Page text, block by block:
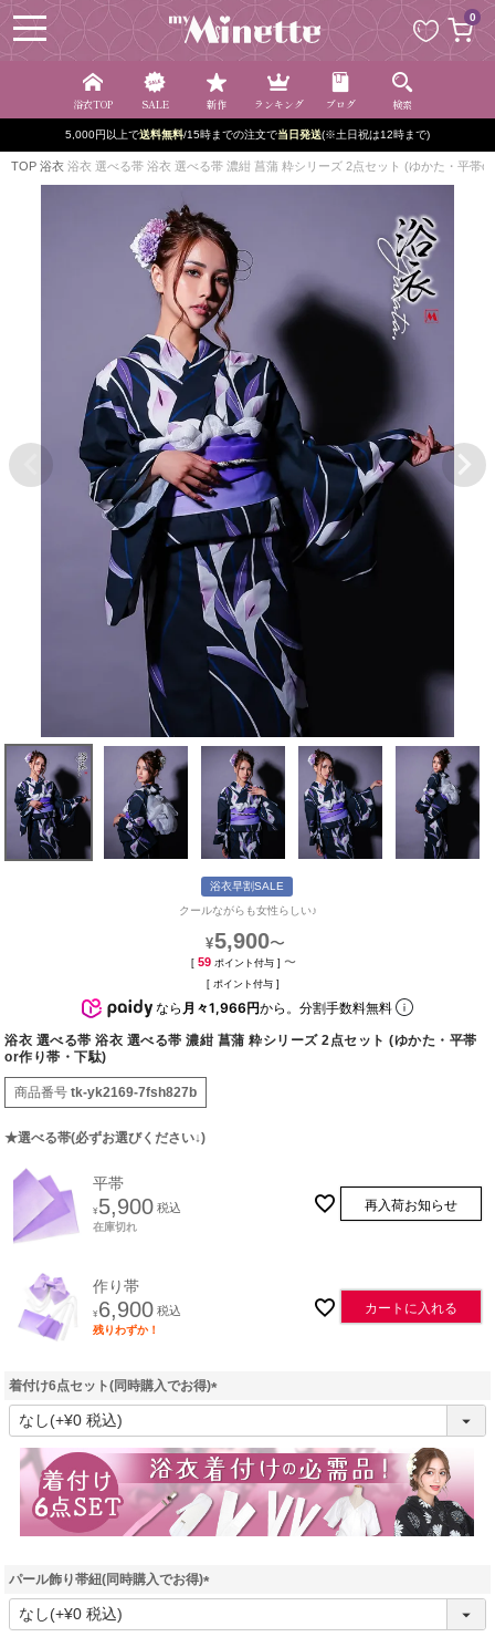
0
浴衣TOP SALE 新作 ランキング ブログ 検索
5,000円以上で送料無料/15時までの注文で当日発送(※土日祝は12時まで)
TOP 浴衣 浴衣 選べる帯 浴衣 選べる帯 濃紺 菖蒲 粋シリーズ 2点セット (ゆかた・平帯
浴衣早割SALE
クールながらも女性らしい♪
¥5,900〜
[ 59 ポイント付与 ] 〜
[ ポイント付与 ]
なら 月々1,966円から。分割手数料無料
浴衣 選べる帯 浴衣 選べる帯 濃紺 菖蒲 粋シリーズ 2点セット (ゆかた・平帯
or作り帯・下駄)
商品番号 tk-yk2169-7fsh827b
★選べる帯(必ずお選びください↓)
平帯
¥ 5,900 税込
在庫切れ
再入荷お知らせ
作り帯
¥ 6,900 税込
残りわずか！
カートに入れる
着付け6点セット(同時購入でお得)
(
須
)
パール飾り帯紐(同時購入でお得)
(
ペー
ジト
ップ